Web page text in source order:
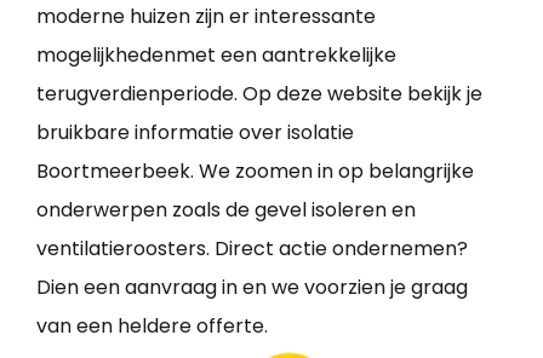
moderne huizen zijn er interessante
mogelijkhedenmet een aantrekkelijke
terugverdienperiode. Op deze website bekijk je
bruikbare informatie over isolatie
Boortmeerbeek. We zoomen in op belangrijke
onderwerpen zoals de gevel isoleren en
ventilatieroosters. Direct actie ondernemen?
Dien een aanvraag in en we voorzien je graag
van een heldere offerte.